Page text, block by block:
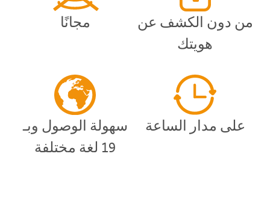
من دون الكشف عن
هويتك
مجانًا
على مدار الساعة
سهولة الوصول وبـ
19 لغة مختلفة